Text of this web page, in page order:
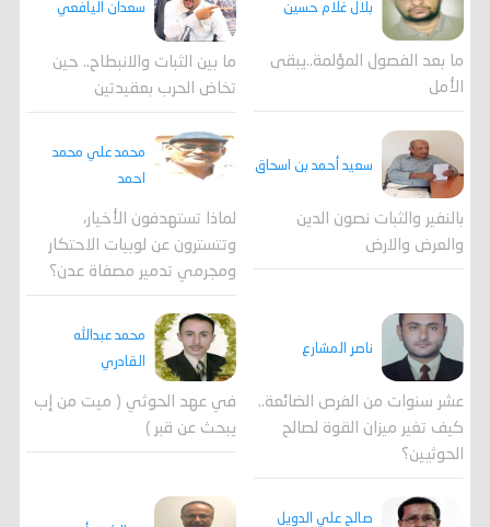
بلال غلام حسين
ما بعد الفصول المؤلمة..يبقى
الأمل
سعدان اليافعي
ما بين الثبات والانبطاح.. حين
تخاض الحرب بعقيدتين
سعيد أحمد بن اسحاق
بالنفير والثبات نصون الدين
والعرض والارض
محمد علي محمد
احمد
لماذا تستهدفون الأخيار،
وتتسترون عن لوبيات الاحتكار
ومجرمي تدمير مصفاة عدن؟
ناصر المشارع
عشر سنوات من الفرص الضائعة..
كيف تغير ميزان القوة لصالح
الحوثيين؟
محمد عبدالله
القادري
في عهد الحوثي ( ميت من إب
يبحث عن قبر )
صالح علي الدويل